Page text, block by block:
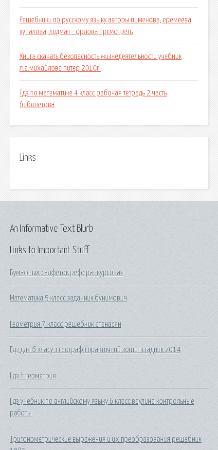
Решебники по русскому языку авторы пименова, еремеева,
купалова, лидман - орлова прсмотреть
Книга скачать безопасность жизнедеятельности учебник
л.а.михайлова питер 2010г.
Гдз по математике 4 класс рабочая тетрадь 2 часть
биболетова
Links
Links to Important Stuff
Бумажных салфеток реферат курсовая
Математика 5 класс задачник бунимович
Геометрия 7 класс решебник атанасян
Гдз для 6 класу з географії практичний зошит стадник 2014
Гдз h геометрия
Гдз учебник по английскому языку 6 класс ваулина контрольные
работы
Тригонометрические выражения и их преобразования решебник
An Informative Text Blurb